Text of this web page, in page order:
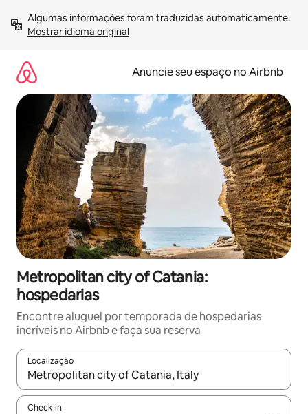
para
Mostrar idioma original
Anuncie seu espaço no Airbnb
Metropolitan city of Catania:
hospedarias
Encontre aluguel por temporada de hospedarias
incríveis no Airbnb e faça sua reserva
Localização
Quando os resultados estiverem disponíveis, explore-os
Check-in